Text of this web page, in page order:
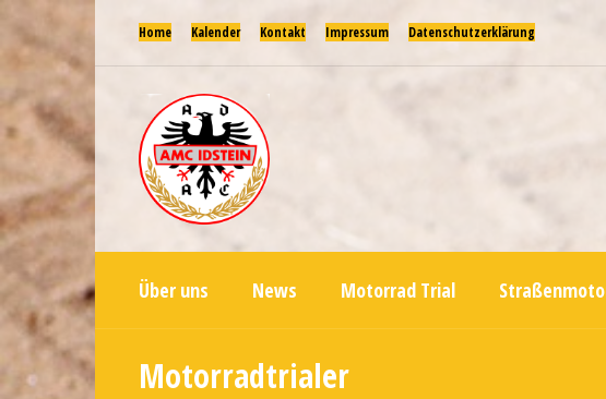
Home Kalender Kontakt Impressum Datenschutzerklärung
Über uns News Motorrad Trial
Motorradtrialer